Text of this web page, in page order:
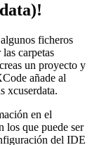
ficheros
carpetas
un proyecto y
añade al
xcuserdata.
en el
los que puede ser
del IDE